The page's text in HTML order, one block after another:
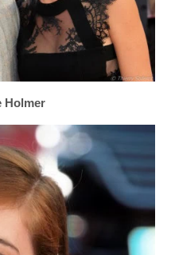
Holmer